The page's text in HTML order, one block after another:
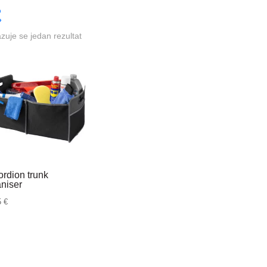
se jedan rezultat
trunk
€